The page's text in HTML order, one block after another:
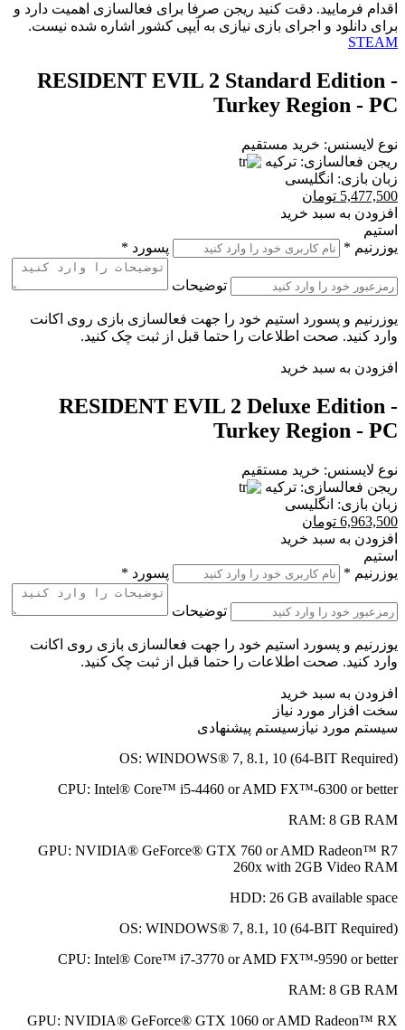
اقدام فرمایید. دقت کنید ریجن صرفا برای فعالسازی اهمیت دارد و
برای دانلود و اجرای بازی نیازی به آیپی کشور اشاره شده نیست.
STEAM
RESIDENT EVIL 2 Standard Edition -
Turkey Region - PC
نوع لایسنس: خرید مستقیم
ریجن فعالسازی: ترکیه
زبان بازی: انگلیسی
5,477,500 تومان
افزودن به سبد خرید
استیم
یوزرنیم * پسورد *
توضیحات
یوزرنیم و پسورد استیم خود را جهت فعالسازی بازی روی اکانت
وارد کنید. صحت اطلاعات را حتما قبل از ثبت چک کنید.
افزودن به سبد خرید
RESIDENT EVIL 2 Deluxe Edition -
Turkey Region - PC
نوع لایسنس: خرید مستقیم
ریجن فعالسازی: ترکیه
زبان بازی: انگلیسی
6,963,500 تومان
افزودن به سبد خرید
استیم
یوزرنیم * پسورد *
توضیحات
یوزرنیم و پسورد استیم خود را جهت فعالسازی بازی روی اکانت
وارد کنید. صحت اطلاعات را حتما قبل از ثبت چک کنید.
افزودن به سبد خرید
سخت افزار مورد نیاز
سیستم مورد نیاز سیستم پیشنهادی
OS: WINDOWS® 7, 8.1, 10 (64-BIT Required)
CPU: Intel® Core™ i5-4460 or AMD FX™-6300 or better
RAM: 8 GB RAM
GPU: NVIDIA® GeForce® GTX 760 or AMD Radeon™ R7
260x with 2GB Video RAM
HDD: 26 GB available space
OS: WINDOWS® 7, 8.1, 10 (64-BIT Required)
CPU: Intel® Core™ i7-3770 or AMD FX™-9590 or better
RAM: 8 GB RAM
GPU: NVIDIA® GeForce® GTX 1060 or AMD Radeon™ RX